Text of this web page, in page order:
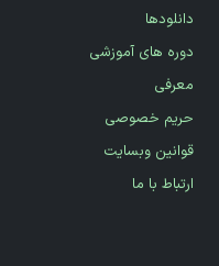
دانلودها
دوره های آموزشی
معرفی
حریم خصوصی
قوانین وبسایت
ارتباط با ما